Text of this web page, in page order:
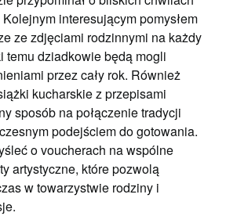
interesującym pomysłem
ze zdjęciami rodzinnymi na każdy
temu dziadkowie będą mogli
przez cały rok. Również
kucharskie z przepisami
sposób na połączenie tradycji
podejściem do gotowania.
o voucherach na wspólne
artystyczne, które pozwolą
w towarzystwie rodziny i